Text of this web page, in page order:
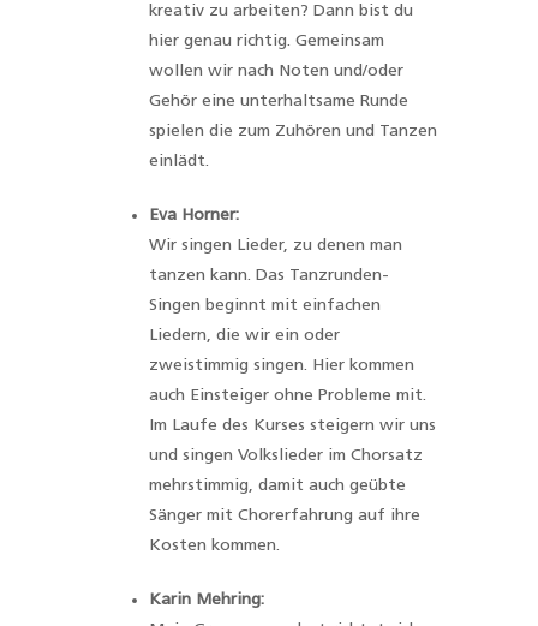
kreativ zu arbeiten? Dann bist du
hier genau richtig. Gemeinsam
wollen wir nach Noten und/oder
Gehör eine unterhaltsame Runde
spielen die zum Zuhören und Tanzen
einlädt.
Eva Horner:
Wir singen Lieder, zu denen man
tanzen kann. Das Tanzrunden-
Singen beginnt mit einfachen
Liedern, die wir ein oder
zweistimmig singen. Hier kommen
auch Einsteiger ohne Probleme mit.
Im Laufe des Kurses steigern wir uns
und singen Volkslieder im Chorsatz
mehrstimmig, damit auch geübte
Sänger mit Chorerfahrung auf ihre
Kosten kommen.
Karin Mehring: